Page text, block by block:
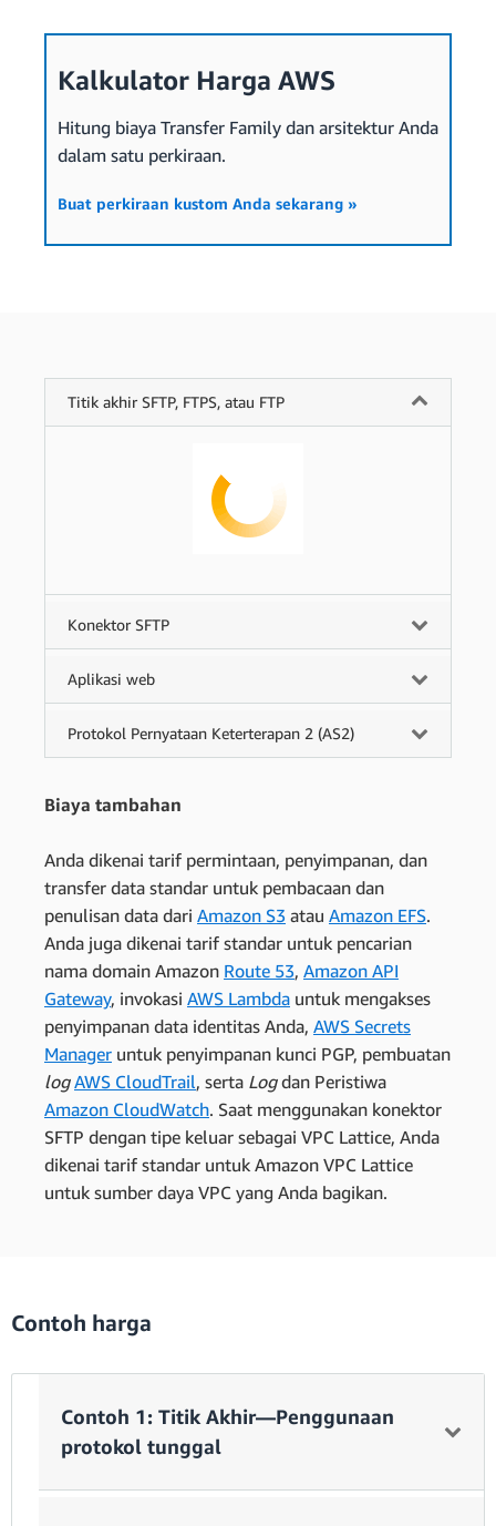
Kalkulator Harga AWS
Hitung biaya Transfer Family dan arsitektur Anda
dalam satu perkiraan.
Buat perkiraan kustom Anda sekarang »
Titik akhir SFTP, FTPS, atau FTP
Konektor SFTP
Aplikasi web
Protokol Pernyataan Keterterapan 2 (AS2)
Biaya tambahan
Anda dikenai tarif permintaan, penyimpanan, dan
transfer data standar untuk pembacaan dan
penulisan data dari Amazon S3 atau Amazon EFS.
Anda juga dikenai tarif standar untuk pencarian
nama domain Amazon Route 53, Amazon API
Gateway, invokasi AWS Lambda untuk mengakses
penyimpanan data identitas Anda, AWS Secrets
Manager untuk penyimpanan kunci PGP, pembuatan
log AWS CloudTrail, serta Logdan Peristiwa
Amazon CloudWatch. Saat menggunakan konektor
SFTP dengan tipe keluar sebagai VPC Lattice, Anda
dikenai tarif standar untuk Amazon VPC Lattice
untuk sumber daya VPC yang Anda bagikan.
Contoh harga
Contoh 1: Titik Akhir—Penggunaan
protokol tunggal